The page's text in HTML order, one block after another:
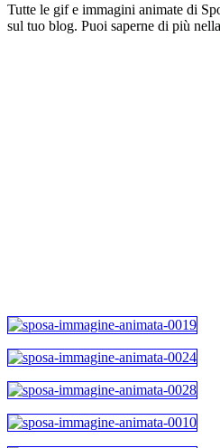
Tutte le gif e immagini animate di
sul tuo blog. Puoi saperne di più nella